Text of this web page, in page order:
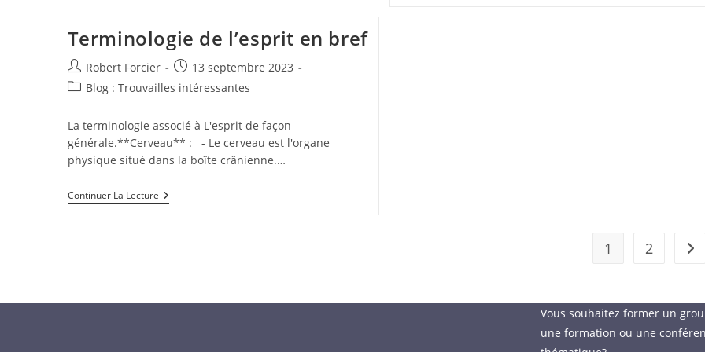
Terminologie de l’esprit en bref
Auteur/autrice
de
Robert Forcier
Publication
publiée :
13 septembre 2023
PostBlog : Trouvailles intéressantes
La terminologie associé à L'esprit de façon
générale.**Cerveau** : - Le cerveau est l'organe
physique situé dans la boîte crânienne.…
Continuer La LectureTerminologie
De
1 2
Vous souhaitez former un
une formation ou une